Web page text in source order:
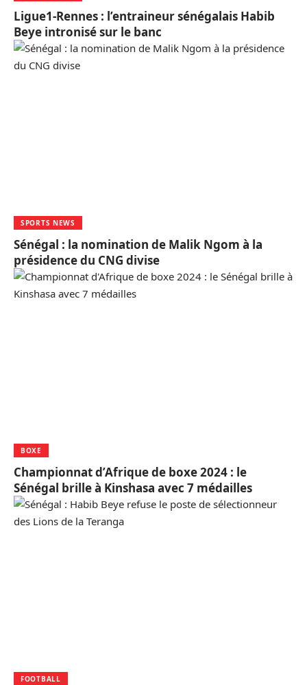
Ligue1-Rennes : l’entraineur sénégalais Habib
Beye intronisé sur le banc
SPORTS NEWS
Sénégal : la nomination de Malik Ngom à la
présidence du CNG divise
BOXE
Championnat d’Afrique de boxe 2024 : le
Sénégal brille à Kinshasa avec 7 médailles
FOOTBALL